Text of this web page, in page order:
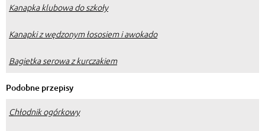
Kanapka klubowa do szkoły
Kanapki z wędzonym łososiem i awokado
Bagietka serowa z kurczakiem
Podobne przepisy
Chłodnik ogórkowy